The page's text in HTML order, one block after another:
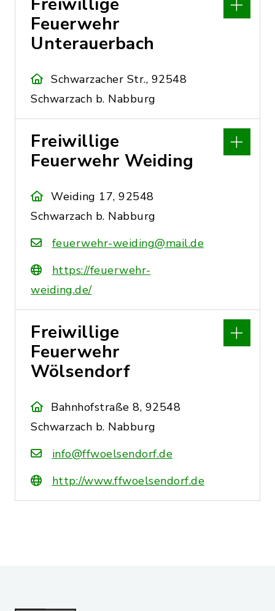
Feuerwehr
Unterauerbach
Schwarzacher Str., 92548
Schwarzach b. Nabburg
Freiwillige
Feuerwehr Weiding
Weiding 17, 92548
Schwarzach b. Nabburg
feuerwehr-weiding@mail.de
https://feuerwehr-
weiding.de/
Freiwillige
Feuerwehr
Wölsendorf
Bahnhofstraße 8, 92548
Schwarzach b. Nabburg
info@ffwoelsendorf.de
http://www.ffwoelsendorf.de